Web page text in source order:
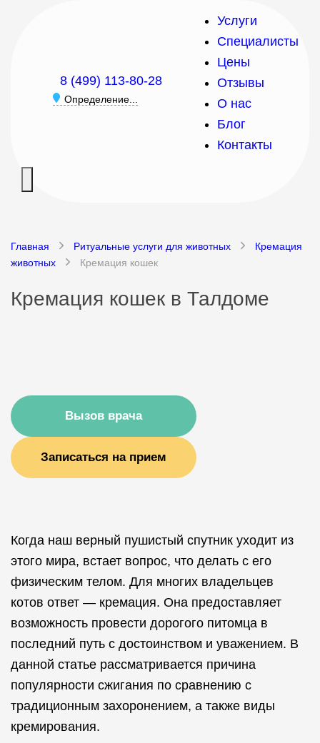
Услуги
Специалисты
Цены
Отзывы
О нас
Блог
Контакты
8 (499) 113-80-28
Определение...
Главная Ритуальные услуги для животных
Кремация
животных
Кремация кошек
Кремация кошек в Талдоме
Вызов врача
Записаться на прием
Когда наш верный пушистый спутник уходит из
этого мира, встает вопрос, что делать с его
физическим телом. Для многих владельцев
котов ответ — кремация. Она предоставляет
возможность провести дорогого питомца в
последний путь с достоинством и уважением. В
данной статье рассматривается причина
популярности сжигания по сравнению с
традиционным захоронением, а также виды
кремирования.